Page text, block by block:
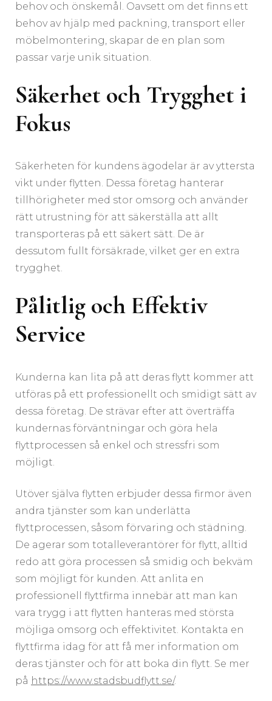
behov och önskemål. Oavsett om det finns ett
behov av hjälp med packning, transport eller
möbelmontering, skapar de en plan som
passar varje unik situation.
Säkerhet och Trygghet i
Fokus
Säkerheten för kundens ägodelar är av yttersta
vikt under flytten. Dessa företag hanterar
tillhörigheter med stor omsorg och använder
rätt utrustning för att säkerställa att allt
transporteras på ett säkert sätt. De är
dessutom fullt försäkrade, vilket ger en extra
trygghet.
Pålitlig och Effektiv
Service
Kunderna kan lita på att deras flytt kommer att
utföras på ett professionellt och smidigt sätt av
dessa företag. De strävar efter att överträffa
kundernas förväntningar och göra hela
flyttprocessen så enkel och stressfri som
möjligt.
Utöver själva flytten erbjuder dessa firmor även
andra tjänster som kan underlätta
flyttprocessen, såsom förvaring och städning.
De agerar som totalleverantörer för flytt, alltid
redo att göra processen så smidig och bekväm
som möjligt för kunden. Att anlita en
professionell flyttfirma innebär att man kan
vara trygg i att flytten hanteras med största
möjliga omsorg och effektivitet. Kontakta en
flyttfirma idag för att få mer information om
deras tjänster och för att boka din flytt. Se mer
på https://www.stadsbudflytt.se/.